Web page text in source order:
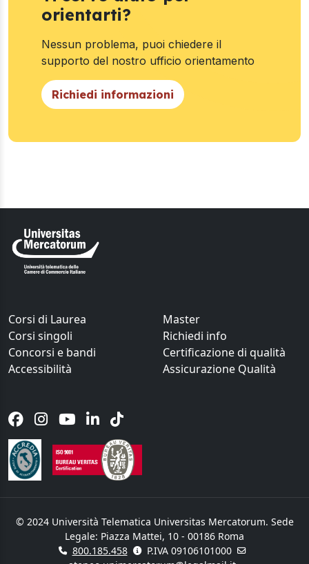
orientarti?
Nessun problema, puoi chiedere il
supporto del nostro ufficio orientamento
Richiedi informazioni
Corsi di Laurea
Master
Corsi singoli
Richiedi info
Concorsi e bandi
Certificazione di qualità
Accessibilità
Assicurazione Qualità
© 2024 Università Telematica Universitas Mercatorum. Sede
Legale: Piazza Mattei, 10 - 00186 Roma
800.185.458
P.IVA 09106101000